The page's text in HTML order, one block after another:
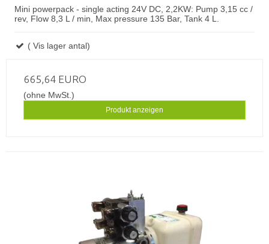
Mini powerpack - single acting 24V DC, 2,2KW: Pump 3,15 cc /
rev, Flow 8,3 L / min, Max pressure 135 Bar, Tank 4 L.
( Vis lager antal)
665,64 EURO
(ohne MwSt.)
Produkt anzeigen